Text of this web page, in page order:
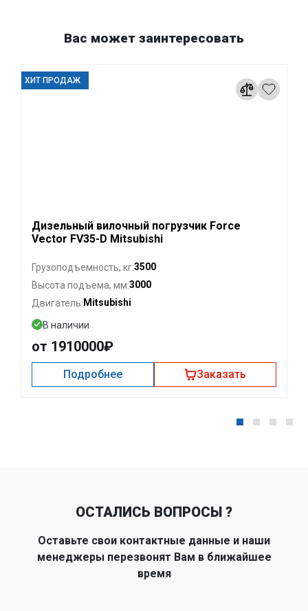
Вас может заинтересовать
ХИТ ПРОДАЖ
Дизельный вилочный погрузчик Force
Vector FV35-D Mitsubishi
Грузоподъемность, кг:3500
Высота подъема, мм:3000
Двигатель: Mitsubishi
В наличии
от 1910000₽
Подробнее Заказать
ОСТАЛИСЬ ВОПРОСЫ ?
Оставьте свои контактные данные и наши
менеджеры перезвонят Вам в ближайшее
время